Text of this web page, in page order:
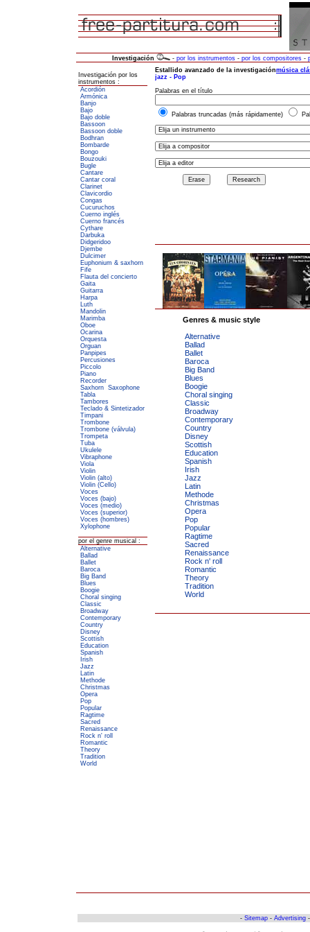
Investigación - por los instrumentos - por los compositores -
Investigación por los
instrumentos :
Acordión
Armónica
Banjo
Bajo
Bajo doble
Bassoon
Bassoon doble
Bodhran
Bombarde
Bongo
Bouzouki
Bugle
Cantare
Cantar coral
Clarinet
Clavicordio
Congas
Cucuruchos
Cuerno inglés
Cuerno francés
Cythare
Darbuka
Didgeridoo
Djembe
Dulcimer
Euphonium & saxhorn
Fife
Flauta del concierto
Gaita
Guitarra
Harpa
Luth
Mandolin
Marimba
Oboe
Ocarina
Orquesta
Orguan
Panpipes
Percusiones
Piccolo
Piano
Recorder
Saxhorn Saxophone
Tabla
Tambores
Teclado & Sintetizador
Timpani
Trombone
Trombone (válvula)
Trompeta
Tuba
Ukulele
Vibraphone
Viola
Violin
Violin (alto)
Violin (Cello)
Voces
Voces (bajo)
Voces (medio)
Voces (superior)
Voces (hombres)
Xylophone
por el genre musical :
Alternative
Ballad
Ballet
Baroca
Big Band
Blues
Boogie
Choral singing
Classic
Broadway
Contemporary
Country
Disney
Scottish
Education
Spanish
Irish
Jazz
Latin
Methode
Christmas
Opera
Pop
Popular
Ragtime
Sacred
Renaissance
Rock n' roll
Romantic
Theory
Tradition
World
Genres & music style
Alternative
Ballad
Ballet
Baroca
Big Band
Blues
Boogie
Choral singing
Classic
Broadway
Contemporary
Country
Disney
Scottish
Education
Spanish
Irish
Jazz
Latin
Methode
Christmas
Opera
Pop
Popular
Ragtime
Sacred
Renaissance
Rock n' roll
Romantic
Theory
Tradition
World
- Sitemap - Advertising